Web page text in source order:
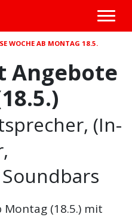
WOCHE AB MONTAG 18.5.
Angebote
(In-
(18.5.) mit